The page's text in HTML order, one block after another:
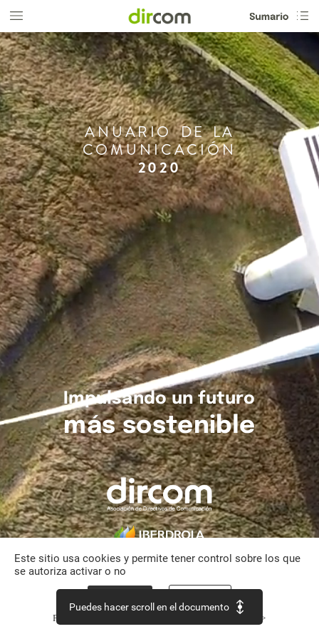
ANUARIO DE LA
COMUNICACIÓN
2020
Impulsando un futuro
más sostenible
Este sitio usa cookies y permite tener control sobre los que
se autoriza activar o no
Política de confidencialidad Continuar sin aceptar >
Puedes hacer scroll en el documento